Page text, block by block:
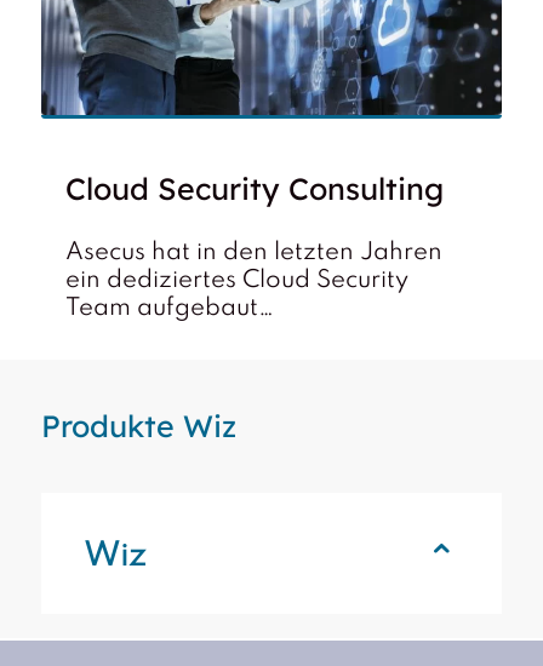
Cloud Security Consulting
Asecus hat in den letzten Jahren
ein dediziertes Cloud Security
Team aufgebaut…
Produkte Wiz
Wiz